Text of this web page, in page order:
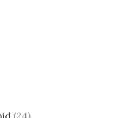
24